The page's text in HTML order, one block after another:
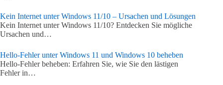
Kein Internet unter Windows 11/10 – Ursachen und Lösungen
Kein Internet unter Windows 11/10? Entdecken Sie mögliche
Ursachen und…
Hello-Fehler unter Windows 11 und Windows 10 beheben
Hello-Fehler beheben: Erfahren Sie, wie Sie den lästigen
Fehler in…